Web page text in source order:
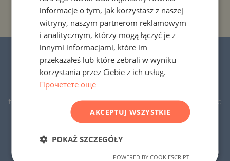
PROJEKTY I NIERUCHOMOŚCI WEDŁUG NAZWY
BUDYNKU/KOMPLEKSU
© 2016-2026 „Stonehard Marketing” Ltd.
Wszelkie prawa zastrzeżone.
STONEHARD™ i logo są zarejestrowanymi znakami
towarowymi. Wszystkie teksty, grafiki i materiały wizualne
na stronie są naszą własnością lub własnością naszych
przez prawo Republiki Bułgarii i UE. Ich używanie przez
osoby trzecie jest zabronione, chyba że uzyskamy naszą
GERMAN
FRENCH
ROMANIAN
informacje o tym, jak korzystasz z naszej
witryny, naszym partnerom reklamowym
i analitycznym, którzy mogą łączyć je z
innymi informacjami, które im
przekazałeś lub które zebrali w wyniku
korzystania przez Ciebie z ich usług.
Прочетете още
AKCEPTUJ WSZYSTKIE
POKAŻ SZCZEGÓŁY
POWERED BY COOKIESCRIPT